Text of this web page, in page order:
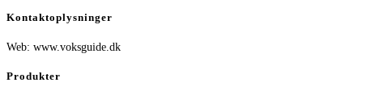
Kontaktoplysninger
Web: www.voksguide.dk
Produkter